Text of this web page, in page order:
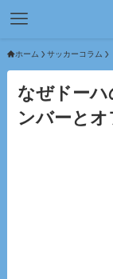
ホーム サッカーコラム
なぜドーハ
ンバーとオ